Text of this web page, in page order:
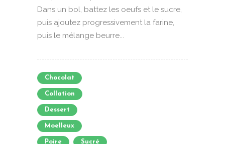
Dans un bol, battez les oeufs et le sucre,
puis ajoutez progressivement la farine,
puis le mélange beurre...
Chocolat
Collation
Dessert
Moelleux
Poire Sucré